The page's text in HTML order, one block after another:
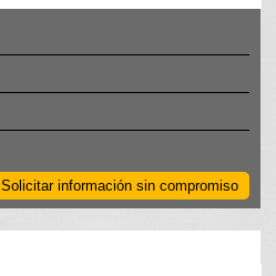
Solicitar información sin compromiso